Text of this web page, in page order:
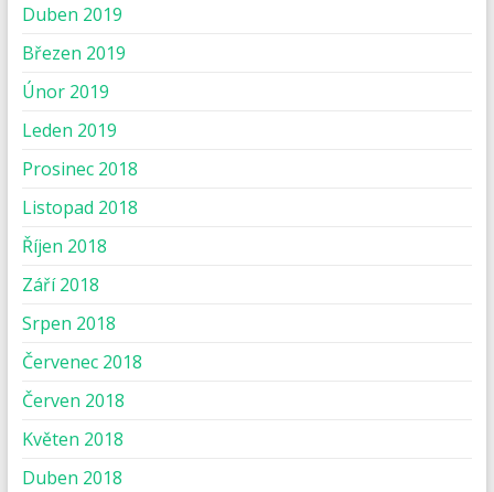
Duben 2019
Březen 2019
Únor 2019
Leden 2019
Prosinec 2018
Listopad 2018
Říjen 2018
Září 2018
Srpen 2018
Červenec 2018
Červen 2018
Květen 2018
Duben 2018